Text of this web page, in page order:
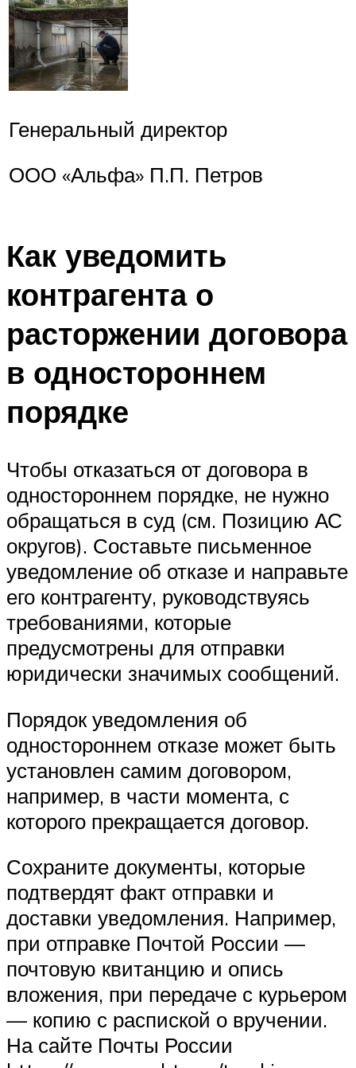
Генеральный директор
ООО «Альфа» П.П. Петров
Как уведомить
контрагента о
расторжении договора
в одностороннем
порядке
Чтобы отказаться от договора в
одностороннем порядке, не нужно
обращаться в суд (см. Позицию АС
округов). Составьте письменное
уведомление об отказе и направьте
его контрагенту, руководствуясь
требованиями, которые
предусмотрены для отправки
юридически значимых сообщений.
Порядок уведомления об
одностороннем отказе может быть
установлен самим договором,
например, в части момента, с
которого прекращается договор.
Сохраните документы, которые
подтвердят факт отправки и
доставки уведомления. Например,
при отправке Почтой России —
почтовую квитанцию и опись
вложения, при передаче с курьером
— копию с распиской о вручении.
На сайте Почты России